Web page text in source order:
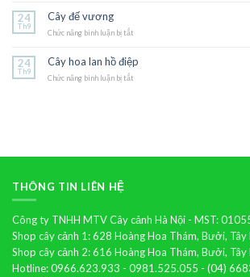
24
Th9
Cây đế vương
Chức năng bình luận bị tắt
vương
24
Th9
Cây hoa lan hồ điệp
Chức năng bình luận bị tắt
THÔNG TIN LIÊN HỆ
Công ty TNHH MTV Cây cảnh Hà Nội - MST:
Shop cây cảnh 1: 628 Hoàng Hoa Thám, Bưởi, Tây
Shop cây cảnh 2: 616 Hoàng Hoa Thám, Bưởi, Tây
Hotline: 0966.623.933 - 0981.525.055 - (04)